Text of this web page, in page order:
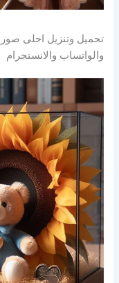
تحميل وتنزيل احلى
والواتساب والانستجرام